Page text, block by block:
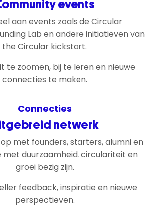
events
aan events zoals de Circular
Lab en andere initiatieven van
the Circular kickstart.
te zoomen, bij te leren en nieuwe
connecties te maken.
Connecties
netwerk
met founders, starters, alumni en
met duurzaamheid, circulariteit en
groei bezig zijn.
feedback, inspiratie en nieuwe
perspectieven.